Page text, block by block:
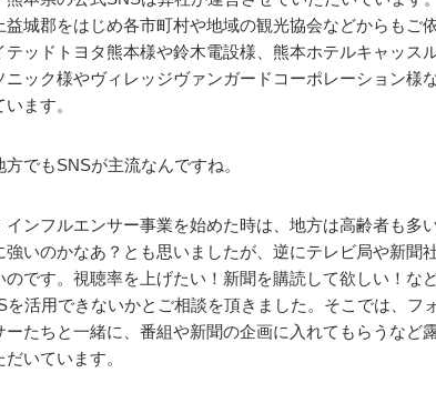
益城郡をはじめ各市町村や地域の観光協会などからもご
テッドトヨタ熊本様や鈴木電設様、熊本ホテルキャッス
ニック様やヴィレッジヴァンガードコーポレーション様
ます。
方でもSNSが主流なんですね。
インフルエンサー事業を始めた時は、地方は高齢者も多
強いのかなあ？とも思いましたが、逆にテレビ局や新聞
のです。視聴率を上げたい！新聞を購読して欲しい！な
を活用できないかとご相談を頂きました。そこでは、フ
ーたちと一緒に、番組や新聞の企画に入れてもらうなど
いています。